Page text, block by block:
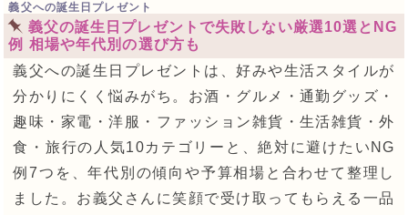
義父への誕生日プレゼント
義父の誕生日プレゼントで失敗しない厳選10選とNG
例 相場や年代別の選び方も
義父への誕生日プレゼントは、好みや生活スタイルが
分かりにくく悩みがち。お酒・グルメ・通勤グッズ・
趣味・家電・洋服・ファッション雑貨・生活雑貨・外
食・旅行の人気10カテゴリーと、絶対に避けたいNG
例7つを、年代別の傾向や予算相場と合わせて整理し
ました。お義父さんに笑顔で受け取ってもらえる一品